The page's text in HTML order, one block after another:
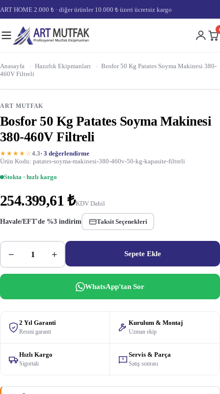
ART HOME 2.000 ₺ · diğer ürünler 10.000 ₺ üzeri ücretsiz kargo
Anasayfa › Hazırlık Ekipmanları › Bosfor 50 Kg Patates Soyma Makinesi 380-
460V Filtreli
ART MUTFAK
Bosfor 50 Kg Patates Soyma Makinesi
380-460V Filtreli
★★★★☆4.3· 3 değerlendirme
Ürün Kodu: patates-soyma-makinesi-380-460v-50-kg-kapasite-filtreli
Stokta · hızlı kargo
254.399,61 ₺KDV Dahil
Havale/EFT'de %3 indirim Taksit Seçenekleri
− + Sepete Ekle
WhatsApp'tan Sor
2 Yıl Garanti
Resmi garanti
Kurulum & Montaj
Uzman ekip
Hızlı Kargo
Sigortalı
Servis & Parça
Satış sonrası